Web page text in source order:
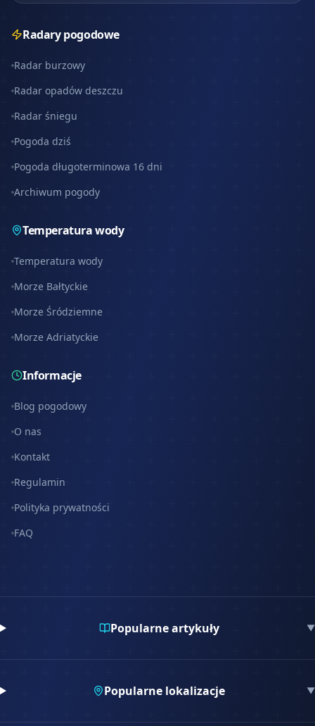
Radary pogodowe
Radar burzowy
Radar opadów deszczu
Radar śniegu
Pogoda dziś
Pogoda długoterminowa 16 dni
Archiwum pogody
Temperatura wody
Temperatura wody
Morze Bałtyckie
Morze Śródziemne
Morze Adriatyckie
Informacje
Blog pogodowy
O nas
Kontakt
Regulamin
Polityka prywatności
FAQ
Popularne artykuły ▼
Popularne lokalizacje ▼